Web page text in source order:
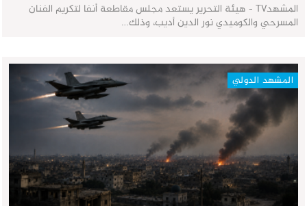
المشهدTV - هيئة التحرير يستعد مجلس مقاطعة أنفا لتكريم الفنان
المسرحي والكوميدي نور الدين أديب، وذلك…
المشهد الدولي